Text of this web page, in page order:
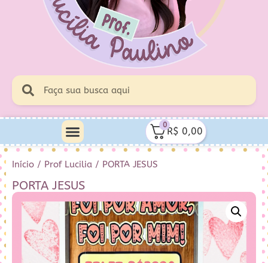
0
R$ 0,00
Início / Prof Lucilia / PORTA JESUS
PORTA JESUS